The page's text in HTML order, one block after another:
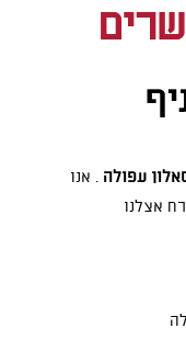
עפולה. אנו
אצלנו